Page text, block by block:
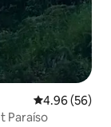
Calificación
4.96 (56)
Paraíso